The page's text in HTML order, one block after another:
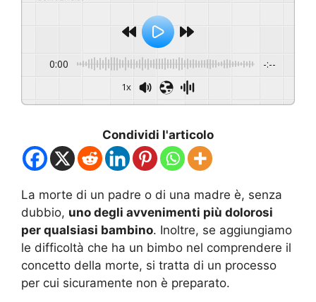
0:00 -:--
1x
Condividi l'articolo
La morte di un padre o di una madre è, senza
dubbio, uno degli avvenimenti più dolorosi
per qualsiasi bambino. Inoltre, se aggiungiamo
le difficoltà che ha un bimbo nel comprendere il
concetto della morte, si tratta di un processo
per cui sicuramente non è preparato.